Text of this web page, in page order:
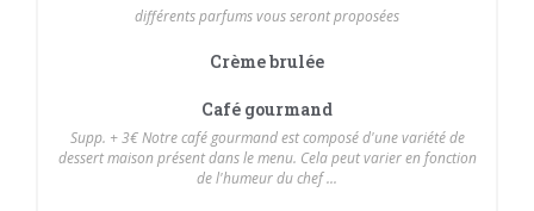
différents parfums vous seront proposées
Crème brulée
Café gourmand
Supp. + 3€ Notre café gourmand est composé d'une variété de
dessert maison présent dans le menu. Cela peut varier en fonction
de l'humeur du chef ...